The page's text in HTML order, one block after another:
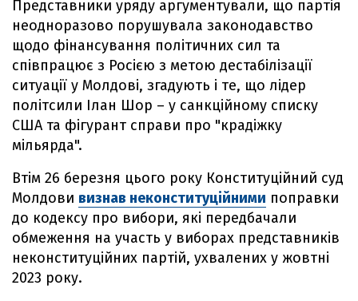
Представники уряду аргументували, що партія
неодноразово порушувала законодавство
щодо фінансування політичних сил та
співпрацює з Росією з метою дестабілізації
ситуації у Молдові, згадують і те, що лідер
політсили Ілан Шор – у санкційному списку
США та фігурант справи про "крадіжку
мільярда".
Втім 26 березня цього року Конституційний суд
Молдови визнав неконституційними поправки
до кодексу про вибори, які передбачали
обмеження на участь у виборах представників
неконституційних партій, ухвалених у жовтні
2023 року.